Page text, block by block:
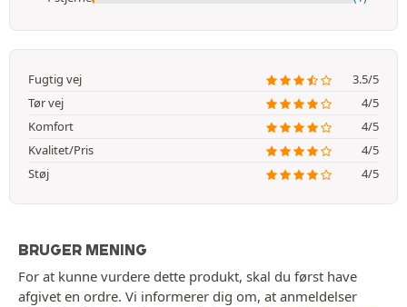
Fugtig vej
3.5/5
Tør vej
4/5
Komfort
4/5
Kvalitet/Pris
4/5
Støj
4/5
BRUGER MENING
For at kunne vurdere dette produkt, skal du først have
afgivet en ordre. Vi informerer dig om, at anmeldelser